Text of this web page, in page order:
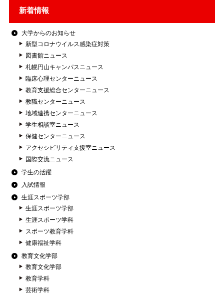
新着情報
大学からのお知らせ
新型コロナウイルス感染症対策
図書館ニュース
札幌円山キャンパスニュース
臨床心理センターニュース
教育支援総合センターニュース
教職センターニュース
地域連携センターニュース
学生相談室ニュース
保健センターニュース
アクセシビリティ支援室ニュース
国際交流ニュース
学生の活躍
入試情報
生涯スポーツ学部
生涯スポーツ学部
生涯スポーツ学科
スポーツ教育学科
健康福祉学科
教育文化学部
教育文化学部
教育学科
芸術学科